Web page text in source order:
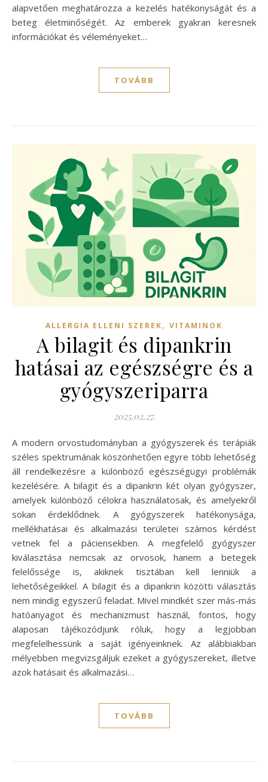
alapvetően meghatározza a kezelés hatékonyságát és a
beteg életminőségét. Az emberek gyakran keresnek
információkat és véleményeket…
TOVÁBB
ALLERGIA ELLENI SZEREK, VITAMINOK
A bilagit és dipankrin
hatásai az egészségre és a
gyógyszeriparra
2025.02.27.
A modern orvostudományban a gyógyszerek és terápiák
széles spektrumának köszönhetően egyre több lehetőség
áll rendelkezésre a különböző egészségügyi problémák
kezelésére. A bilagit és a dipankrin két olyan gyógyszer,
amelyek különböző célokra használatosak, és amelyekről
sokan érdeklődnek. A gyógyszerek hatékonysága,
mellékhatásai és alkalmazási területei számos kérdést
vetnek fel a páciensekben. A megfelelő gyógyszer
kiválasztása nemcsak az orvosok, hanem a betegek
felelőssége is, akiknek tisztában kell lenniük a
lehetőségeikkel. A bilagit és a dipankrin közötti választás
nem mindig egyszerű feladat. Mivel mindkét szer más-más
hatóanyagot és mechanizmust használ, fontos, hogy
alaposan tájékozódjunk róluk, hogy a legjobban
megfelelhessünk a saját igényeinknek. Az alábbiakban
mélyebben megvizsgáljuk ezeket a gyógyszereket, illetve
azok hatásait és alkalmazási…
TOVÁBB